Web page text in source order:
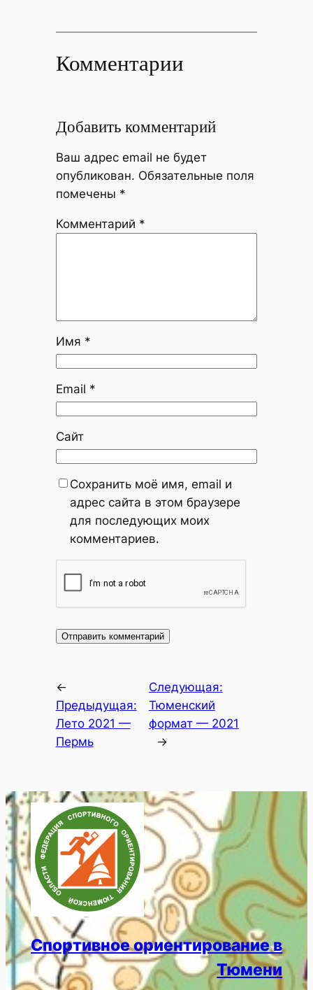
Комментарии
Добавить комментарий
Ваш адрес email не будет
опубликован. Обязательные поля
помечены *
Комментарий *
Имя *
Email *
Сайт
Сохранить моё имя, email и
адрес сайта в этом браузере
для последующих моих
комментариев.
←
Предыдущая:
Лето 2021 —
Пермь
Следующая:
Тюменский
формат — 2021
→
Спортивное ориентирование в
Тюмени